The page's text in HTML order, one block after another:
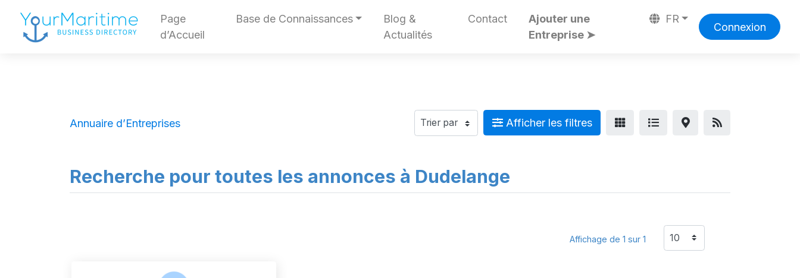
Page
d’Accueil
Base de Connaissances
Blog &
Actualités
Contact
Ajouter une
Entreprise ➤
FR
Connexion
Annuaire d’Entreprises Afficher les filtres
Recherche pour toutes les annonces à Dudelange
Affichage de 1 sur 1